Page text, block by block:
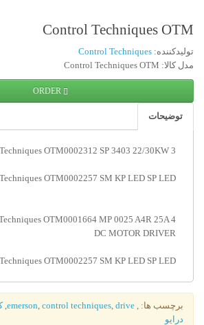
Control Techniques OTM
تولیدکننده: Control Techniques
مدل کالا: Control Techniques OTM
ORDER
توضیحات
OTM0002312 SP 3403 22/30KW 3
OTM0002257 SM KP LED SP LED
OTM0001664 MP 0025 A4R 25A 4
DC MOTOR DRIVER
OTM0002257 SM KP LED SP LED
برچسب ها: ,
emerson, control techniques, drive
,
درایو